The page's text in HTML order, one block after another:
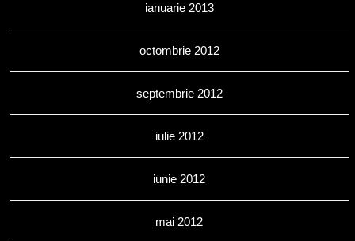
ianuarie 2013
octombrie 2012
septembrie 2012
iulie 2012
iunie 2012
mai 2012